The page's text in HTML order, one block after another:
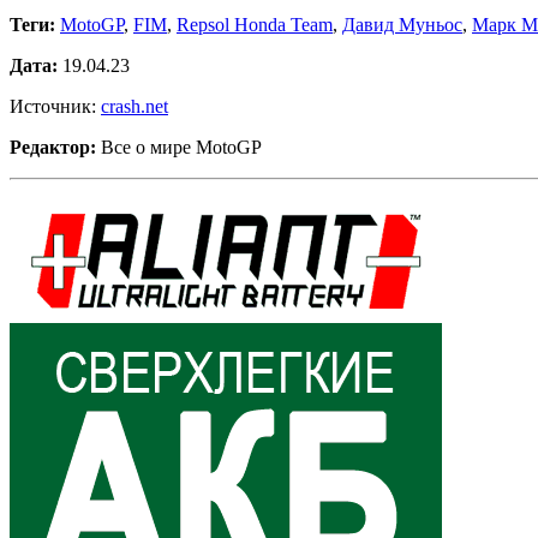
Теги: MotoGP, FIM, Repsol Honda Team, Давид Муньос, Марк
Дата: 19.04.23
Источник: crash.net
Редактор: Все о мире MotoGP